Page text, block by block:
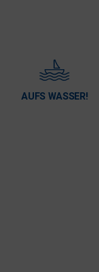
AUFS WASSER!